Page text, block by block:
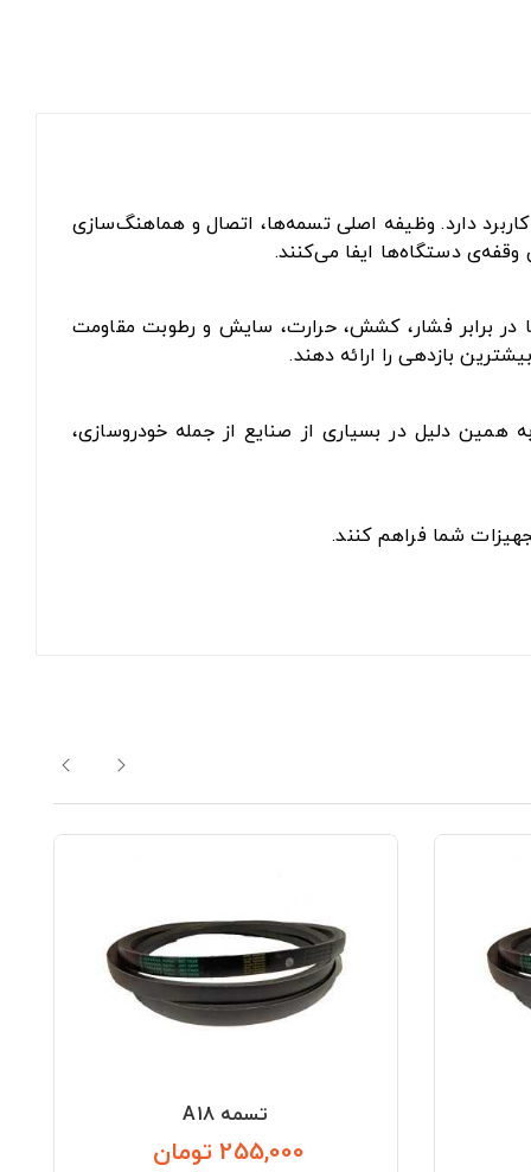
دارد. وظیفه اصلی تسمه‌ها، اتصال و هماهنگ‌سازی
دستگاه‌ها ایفا می‌کنند.
در برابر فشار، کشش، حرارت، سایش و رطوبت مقاومت
بازدهی را ارائه دهند.
همین دلیل در بسیاری از صنایع از جمله خودروسازی،
شما فراهم کنند.
تسمه A18
255,000 تومان